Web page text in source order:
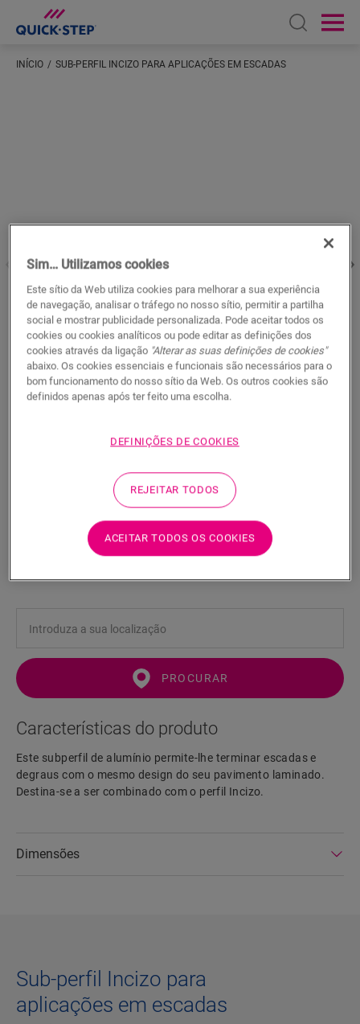
Open
INÍCIO SUB-PERFIL INCIZO PARA APLICAÇÕES EM ESCADAS
Sub-perfil Incizo para aplicações em
ACESSÓRIOS PARA LAMINADOS
SUBPERFIL DE ALUMÍNIO INCIZO PARA ESCADAS
NEINCPBASE8
Belo acabamento
PROCURAR
Características do produto
Este subperfil de alumínio permite-lhe terminar escadas e
degraus com o mesmo design do seu pavimento laminado.
Destina-se a ser combinado com o perfil Incizo.
Dimensões
Sub-perfil Incizo para
aplicações em escadas
Sim… Utilizamos cookies
Este sítio da Web utiliza cookies para melhorar a sua experiência
de navegação, analisar o tráfego no nosso sítio, permitir a partilha
social e mostrar publicidade personalizada. Pode aceitar todos os
cookies ou cookies analíticos ou pode editar as definições dos
cookies através da ligação "Alterar as suas definições de cookies"
abaixo. Os cookies essenciais e funcionais são necessários para o
bom funcionamento do nosso sítio da Web. Os outros cookies são
definidos apenas após ter feito uma escolha.
DEFINIÇÕES DE COOKIES
REJEITAR TODOS
ACEITAR TODOS OS COOKIES